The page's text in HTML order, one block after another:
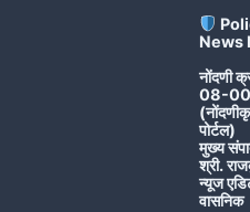
News
नोंदणी
08-
पोर्टल)
मुख्य
श्री.
न्यूज
वासनिक